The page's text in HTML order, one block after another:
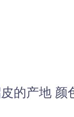
的产地 颜